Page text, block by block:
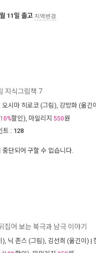
11일 출고 지역변경
지식그림책 7
오시마 히로코 (그림), 강방화 (옮긴
10%할인), 마일리지 550원
트 : 128
단되어 구할 수 없습니다.
집어 보는 북극과 남극 이야기
), 닉 존스 (그림), 김선희 (옮긴이) |